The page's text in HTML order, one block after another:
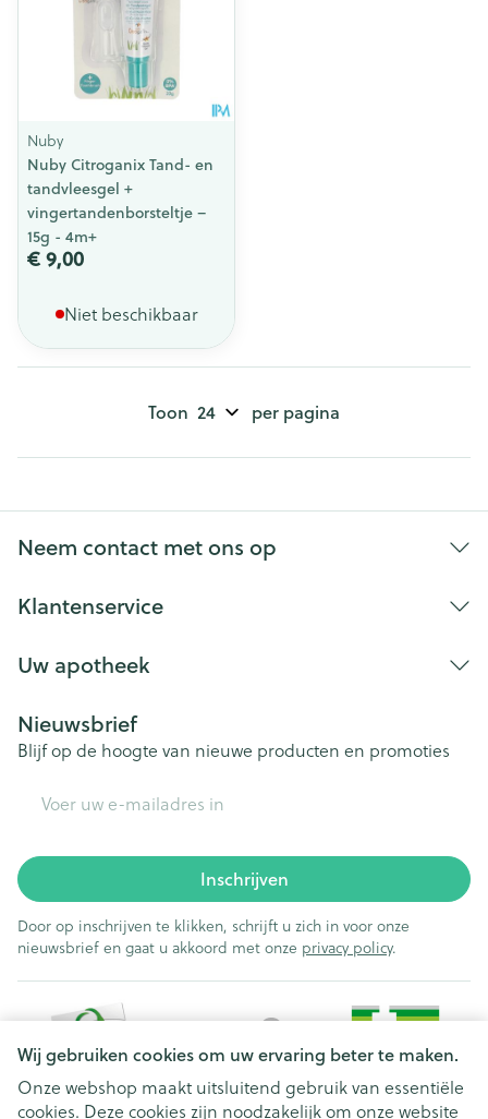
Wij gebruiken cookies om uw ervaring beter te maken.
Onze webshop maakt uitsluitend gebruik van essentiële
cookies. Deze cookies zijn noodzakelijk om onze website
Nuby
Nuby Citroganix Tand- en
tandvleesgel +
vingertandenborsteltje –
15g - 4m+
€ 9,00
Niet beschikbaar
Toon per pagina
Neem contact met ons op
Klantenservice
Uw apotheek
Nieuwsbrief
Blijf op de hoogte van nieuwe producten en promoties
Inschrijven
Door op inschrijven te klikken, schrijft u zich in voor onze
nieuwsbrief en gaat u akkoord met onze privacy policy.